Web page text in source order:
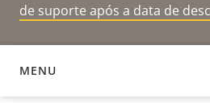
de suporte após a data de
MENU
DOCUMENTAÇÃO